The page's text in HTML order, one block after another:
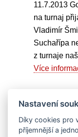
11.7.2013
na turnaj
Vladimír
Suchařípa
z turnaje
Více
<předchozí 1
Nastavení
Díky cookies pro
příjemnější a